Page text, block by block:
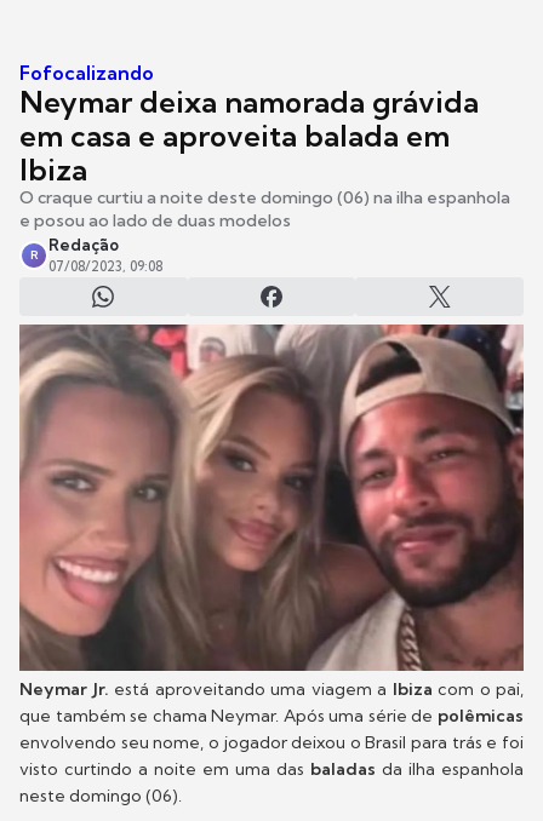
Fofocalizando
Neymar deixa namorada grávida
em casa e aproveita balada em
Ibiza
O craque curtiu a noite deste domingo (06) na ilha espanhola
e posou ao lado de duas modelos
R
Redação
07/08/2023, 09:08
Neymar Jr. está aproveitando uma viagem a Ibiza com o pai,
que também se chama Neymar. Após uma série de polêmicas
envolvendo seu nome, o jogador deixou o Brasil para trás e foi
visto curtindo a noite em uma das baladas da ilha espanhola
neste domingo (06).